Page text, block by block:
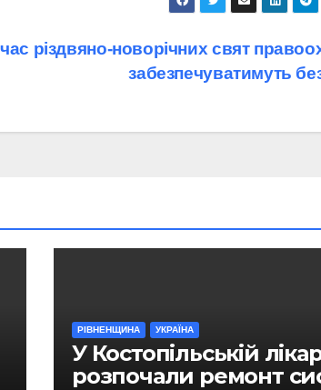
час різдвяно-новорічних свят
забезпечуватимуть
РІВНЕНЩИНА УКРАЇНА
У Костопільській
розпочали ремонт